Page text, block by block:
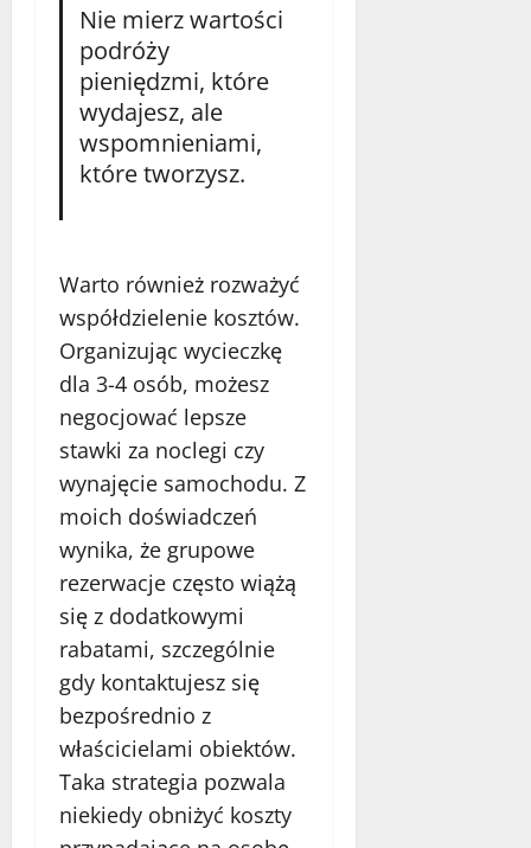
Nie mierz wartości
podróży
pieniędzmi, które
wydajesz, ale
wspomnieniami,
które tworzysz.
Warto również rozważyć
współdzielenie kosztów.
Organizując wycieczkę
dla 3-4 osób, możesz
negocjować lepsze
stawki za noclegi czy
wynajęcie samochodu. Z
moich doświadczeń
wynika, że grupowe
rezerwacje często wiążą
się z dodatkowymi
rabatami, szczególnie
gdy kontaktujesz się
bezpośrednio z
właścicielami obiektów.
Taka strategia pozwala
niekiedy obniżyć koszty